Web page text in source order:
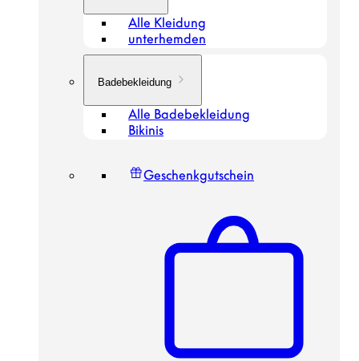
Alle Kleidung
unterhemden
Badebekleidung
Alle Badebekleidung
Bikinis
Geschenkgutschein